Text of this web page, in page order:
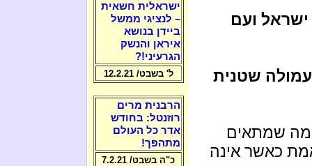
ישראל ועם
שטנית
מה שמתאים
כאשר אינה
ישראלית חשאית
– לנציגי ממשל
ביידן בנושא
איראן והנשק
הגרעיני!?
ל' בשבט/ 12.2.21
הרבנית מרים
רוזנטל: בחודש
אדר כל העולם
מתהפך!
כ"ה בשבט/ 7.2.21